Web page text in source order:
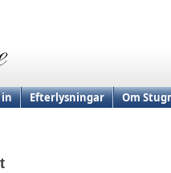
in Efterlysningar Om